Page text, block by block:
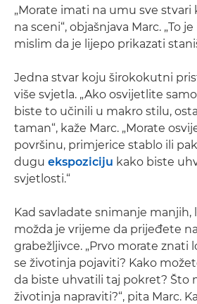
„Morate imati na umu sve stvari
na sceni“, objašnjava Marc. „To
mislim da je lijepo prikazati
Jedna stvar koju širokokutni
više svjetla. „Ako osvijetlite
biste to učinili u makro stilu,
taman“, kaže Marc. „Morate
površinu, primjerice stablo ili
dugu ekspoziciju kako biste
svjetlosti.“
Kad savladate snimanje manjih,
možda je vrijeme da prijeđete
grabežljivce. „Prvo morate znati
se životinja pojaviti? Kako
da biste uhvatili taj pokret? Što
životinja napraviti?“, pita Marc.